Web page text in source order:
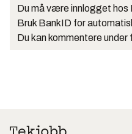
Du må være innlogget
Bruk BankID for
Du kan kommentere under